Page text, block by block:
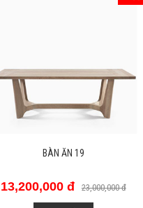
Giường Amélie
18,400,000 đ 23,000,000 đ